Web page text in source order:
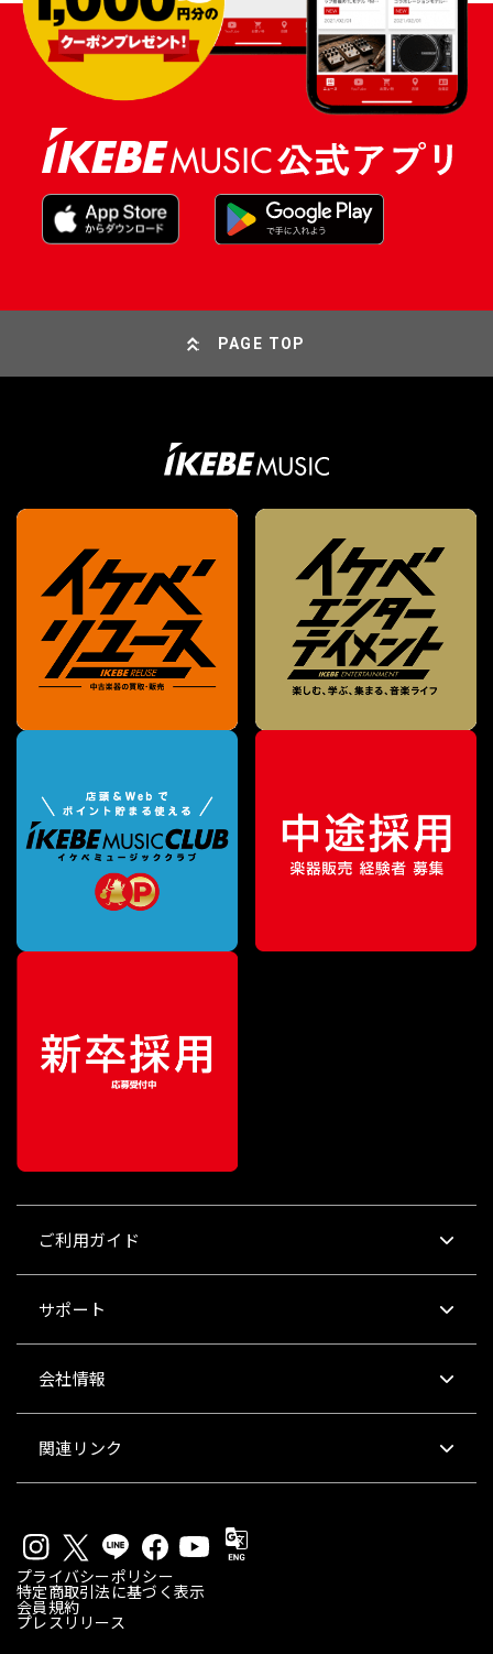
PAGE TOP
ご利用ガイド
サポート
会社情報
関連リンク
プライバシーポリシー
特定商取引法に基づく表示
会員規約
プレスリリース